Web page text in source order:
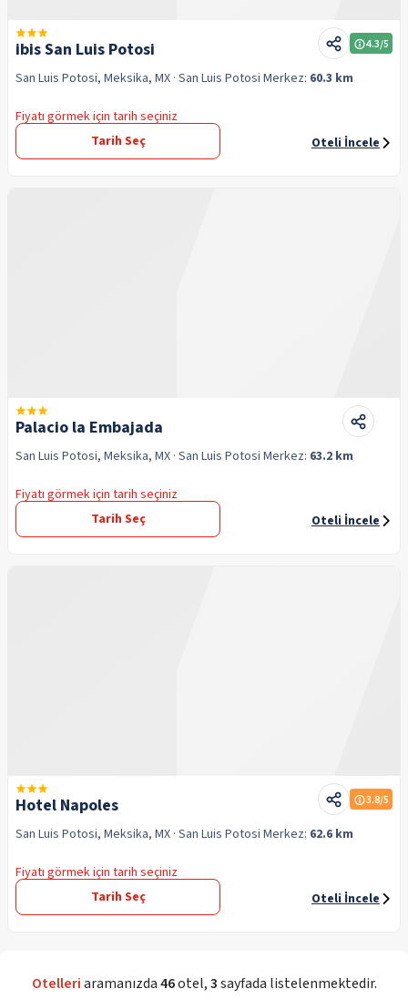
ibis San Luis Potosi 4.3/5
San Luis Potosi, Meksika, MX · San Luis Potosi Merkez: 60.3 km
Fiyatı görmek için tarih seçiniz
Tarih Seç
Oteli İncele
Palacio la Embajada
San Luis Potosi, Meksika, MX · San Luis Potosi Merkez: 63.2 km
Fiyatı görmek için tarih seçiniz
Tarih Seç
Oteli İncele
Hotel Napoles 3.8/5
San Luis Potosi, Meksika, MX · San Luis Potosi Merkez: 62.6 km
Fiyatı görmek için tarih seçiniz
Tarih Seç
Oteli İncele
Otelleriaramanızda46otel,3sayfada listelenmektedir.